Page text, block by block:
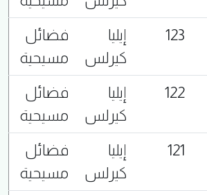
123
إيليا
كيرلس
فضائل
مسيحية
122
إيليا
كيرلس
فضائل
مسيحية
121
إيليا
كيرلس
فضائل
مسيحية